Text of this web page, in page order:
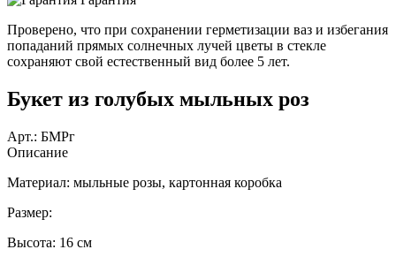
Проверено, что при сохранении герметизации ваз и избегания
попаданий прямых солнечных лучей цветы в стекле
сохраняют свой естественный вид более 5 лет.
Букет из голубых мыльных роз
Арт.: БМРг
Описание
Материал: мыльные розы, картонная коробка
Размер:
Высота: 16 см